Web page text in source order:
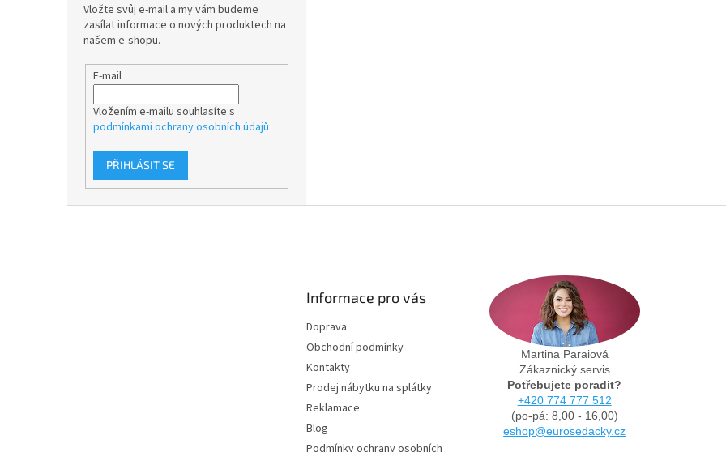
Vložte svůj e-mail a my vám budeme
zasílat informace o nových produktech na
našem e-shopu.
E-mail
Vložením e-mailu souhlasíte s
podmínkami ochrany osobních údajů
PŘIHLÁSIT SE
Informace pro vás
Doprava
Obchodní podmínky
Kontakty
Prodej nábytku na splátky
Reklamace
Blog
Martina Paraiová
Zákaznický servis
Potřebujete poradit?
+420 774 777 512
(po-pá: 8,00 - 16,00)
eshop@eurosedacky.cz